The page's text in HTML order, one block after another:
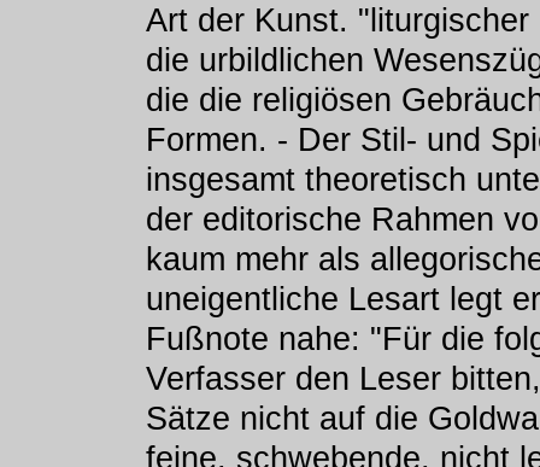
Art der Kunst.
die urbildlichen
die die religiösen
Formen. - Der Stil- und
insgesamt theoretisch
der editorische Rahmen
kaum mehr als
uneigentliche Lesart legt
Fußnote nahe: "Für die
Verfasser den Leser
Sätze nicht auf die
feine, schwebende, nicht